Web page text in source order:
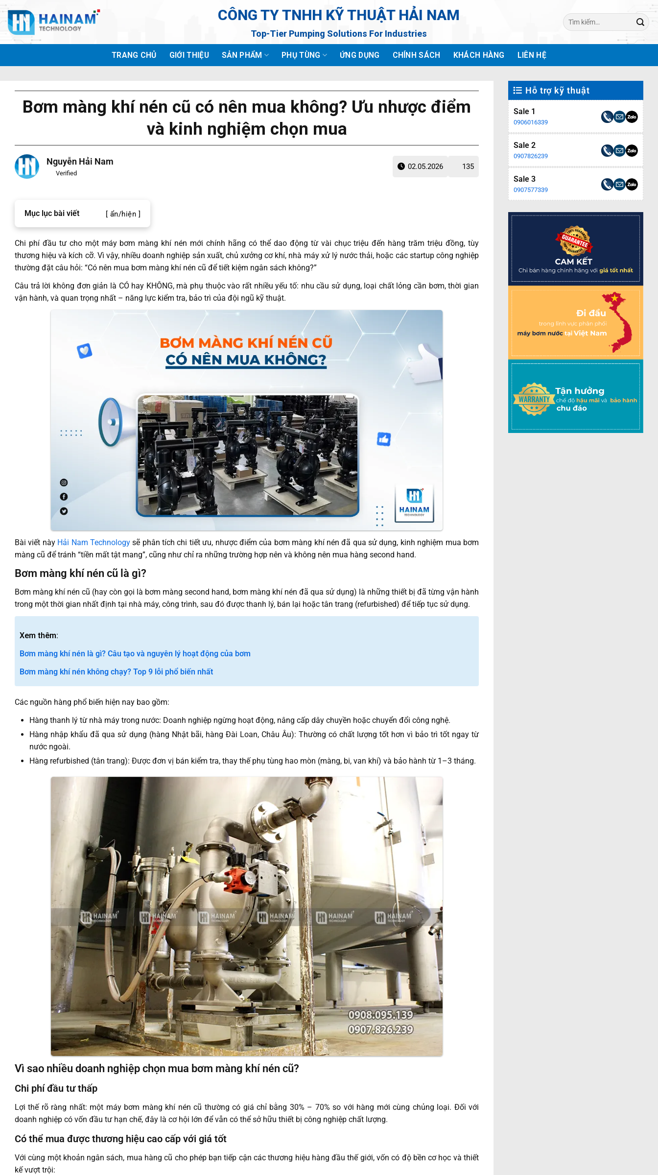
Bỏ
qua
nội
dung
CÔNG TY TNHH KỸ THUẬT HẢI NAM
Top-Tier Pumping Solutions For Industries
Tìm
kiếm:
TRANG CHỦ GIỚI THIỆU SẢN PHẨM PHỤ TÙNG ỨNG DỤNG CHÍNH SÁCH KHÁCH HÀNG LIÊN HỆ
Bơm màng khí nén cũ có nên mua không? Ưu nhược điểm
và kinh nghiệm chọn mua
Nguyễn Hải Nam
Verified
02.05.2026 135
Mục lục bài viết [ ẩn/hiện ]
Chi phí đầu tư cho một máy bơm màng khí nén mới chính hãng có thể dao động từ vài chục triệu đến hàng trăm triệu đồng, tùy
thương hiệu và kích cỡ. Vì vậy, nhiều doanh nghiệp sản xuất, chủ xưởng cơ khí, nhà máy xử lý nước thải, hoặc các startup công nghiệp
thường đặt câu hỏi: “Có nên mua bơm màng khí nén cũ để tiết kiệm ngân sách không?”
Câu trả lời không đơn giản là CÓ hay KHÔNG, mà phụ thuộc vào rất nhiều yếu tố: nhu cầu sử dụng, loại chất lỏng cần bơm, thời gian
vận hành, và quan trọng nhất – năng lực kiểm tra, bảo trì của đội ngũ kỹ thuật.
Bài viết này Hải Nam Technologysẽ phân tích chi tiết ưu, nhược điểm của bơm màng khí nén đã qua sử dụng, kinh nghiệm mua bơm
màng cũ để tránh “tiền mất tật mang”, cũng như chỉ ra những trường hợp nên và không nên mua hàng second hand.
Bơm màng khí nén cũ là gì?
Bơm màng khí nén cũ (hay còn gọi là bơm màng second hand, bơm màng khí nén đã qua sử dụng) là những thiết bị đã từng vận hành
trong một thời gian nhất định tại nhà máy, công trình, sau đó được thanh lý, bán lại hoặc tân trang (refurbished) để tiếp tục sử dụng.
Xem thêm:
Bơm màng khí nén là gì? Câu tạo và nguyên lý hoạt động của bơm
Bơm màng khí nén không chạy? Top 9 lỗi phổ biến nhất
Các nguồn hàng phổ biến hiện nay bao gồm:
Hàng thanh lý từ nhà máy trong nước: Doanh nghiệp ngừng hoạt động, nâng cấp dây chuyền hoặc chuyển đổi công nghệ.
Hàng nhập khẩu đã qua sử dụng (hàng Nhật bãi, hàng Đài Loan, Châu Âu): Thường có chất lượng tốt hơn vì bảo trì tốt ngay từ
nước ngoài.
Hàng refurbished (tân trang): Được đơn vị bán kiểm tra, thay thế phụ tùng hao mòn (màng, bi, van khí) và bảo hành từ 1–3 tháng.
Vì sao nhiều doanh nghiệp chọn mua bơm màng khí nén cũ?
Chi phí đầu tư thấp
Lợi thế rõ ràng nhất: một máy bơm màng khí nén cũ thường có giá chỉ bằng 30% – 70% so với hàng mới cùng chủng loại. Đối với
doanh nghiệp có vốn đầu tư hạn chế, đây là cơ hội lớn để vẫn có thể sở hữu thiết bị công nghiệp chất lượng.
Có thể mua được thương hiệu cao cấp với giá tốt
Với cùng một khoản ngân sách, mua hàng cũ cho phép bạn tiếp cận các thương hiệu hàng đầu thế giới, vốn có độ bền cơ học và thiết
kế vượt trội:
Hỗ trợ kỹ thuật
Sale 1
0906016339
Sale 2
0907826239
Sale 3
0907577339